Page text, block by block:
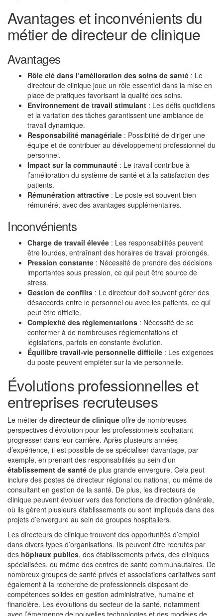
Avantages et inconvénients du
métier de directeur de clinique
Avantages
Rôle clé dans l’amélioration des soins de santé : Le
directeur de clinique joue un rôle essentiel dans la mise en
place de pratiques favorisant la qualité des soins.
Environnement de travail stimulant : Les défis quotidiens
et la variation des tâches garantissent une ambiance de
travail dynamique.
Responsabilité managériale : Possibilité de diriger une
équipe et de contribuer au développement professionnel du
personnel.
Impact sur la communauté : Le travail contribue à
l’amélioration du système de santé et à la satisfaction des
patients.
Rémunération attractive : Le poste est souvent bien
rémunéré, avec des avantages supplémentaires.
Inconvénients
Charge de travail élevée : Les responsabilités peuvent
être lourdes, entraînant des horaires de travail prolongés.
Pression constante : Nécessité de prendre des décisions
importantes sous pression, ce qui peut être source de
stress.
Gestion de conflits : Le directeur doit souvent gérer des
désaccords entre le personnel ou avec les patients, ce qui
peut être difficile.
Complexité des réglementations : Nécessité de se
conformer à de nombreuses réglementations et
législations, parfois en constante évolution.
Équilibre travail-vie personnelle difficile : Les exigences
du poste peuvent empiéter sur la vie personnelle.
Évolutions professionnelles et
entreprises recruteuses
Le métier de directeur de clinique offre de nombreuses
perspectives d’évolution pour les professionnels souhaitant
progresser dans leur carrière. Après plusieurs années
d’expérience, il est possible de se spécialiser davantage, par
exemple, en prenant des responsabilités au sein d’un
établissement de santé de plus grande envergure. Cela peut
inclure des postes de directeur régional ou national, ou même de
consultant en gestion de la santé. De plus, les directeurs de
clinique peuvent évoluer vers des fonctions de direction générale,
où ils gèrent plusieurs établissements ou sont impliqués dans des
projets d’envergure au sein de groupes hospitaliers.
Les directeurs de clinique trouvent des opportunités d’emploi
dans divers types d’organisations. Ils peuvent être recrutés par
des hôpitaux publics, des établissements privés, des cliniques
spécialisées, ou même des centres de santé communautaires. De
nombreux groupes de santé privés et associations caritatives sont
également à la recherche de professionnels disposant de
compétences solides en gestion administrative, humaine et
financière. Les évolutions du secteur de la santé, notamment
avec l’émergence de nouvelles technologies et des modèles de